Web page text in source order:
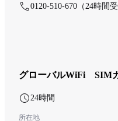
0120-510-670（24時間
グローバルWiFi SIM
24時間
所在地